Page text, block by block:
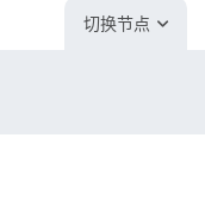
切换节点